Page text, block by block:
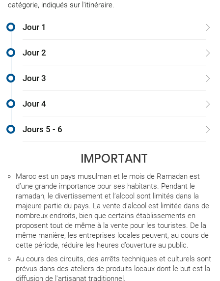
catégorie, indiqués sur l'itinéraire.
Jour 1
Jour 2
Jour 3
Jour 4
Jours 5 - 6
IMPORTANT
Maroc est un pays musulman et le mois de Ramadan est
d’une grande importance pour ses habitants. Pendant le
ramadan, le divertissement et l’alcool sont limités dans la
majeure partie du pays. La vente d’alcool est limitée dans de
nombreux endroits, bien que certains établissements en
proposent tout de même à la vente pour les touristes. De la
même manière, les entreprises locales peuvent, au cours de
cette période, réduire les heures d’ouverture au public.
Au cours des circuits, des arrêts techniques et culturels sont
prévus dans des ateliers de produits locaux dont le but est la
diffusion de l’artisanat traditionnel.